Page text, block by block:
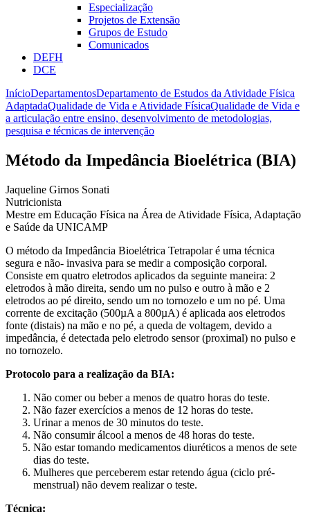
Especialização
Projetos de Extensão
Grupos de Estudo
Comunicados
DEFH
DCE
InícioDepartamentosDepartamento de Estudos da Atividade Física
AdaptadaQualidade de Vida e Atividade FísicaQualidade de Vida e
a articulação entre ensino, desenvolvimento de metodologias,
pesquisa e técnicas de intervenção
Método da Impedância Bioelétrica (BIA)
Jaqueline Girnos Sonati
Nutricionista
Mestre em Educação Física na Área de Atividade Física, Adaptação
e Saúde da UNICAMP
O método da Impedância Bioelétrica Tetrapolar é uma técnica
segura e não- invasiva para se medir a composição corporal.
Consiste em quatro eletrodos aplicados da seguinte maneira: 2
eletrodos à mão direita, sendo um no pulso e outro à mão e 2
eletrodos ao pé direito, sendo um no tornozelo e um no pé. Uma
corrente de excitação (500µA a 800µA) é aplicada aos eletrodos
fonte (distais) na mão e no pé, a queda de voltagem, devido a
impedância, é detectada pelo eletrodo sensor (proximal) no pulso e
no tornozelo.
Protocolo para a realização da BIA:
Não comer ou beber a menos de quatro horas do teste.
Não fazer exercícios a menos de 12 horas do teste.
Urinar a menos de 30 minutos do teste.
Não consumir álcool a menos de 48 horas do teste.
Não estar tomando medicamentos diuréticos a menos de sete
dias do teste.
Mulheres que perceberem estar retendo água (ciclo pré-
menstrual) não devem realizar o teste.
Técnica: